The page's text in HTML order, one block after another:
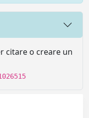
citare o creare un